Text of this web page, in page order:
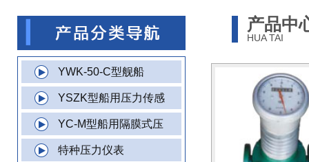
YWK-50-C型舰船
YSZK型船用压力传感
YC-M型船用隔膜式压
特种压力仪表
产品中
HUA TAI